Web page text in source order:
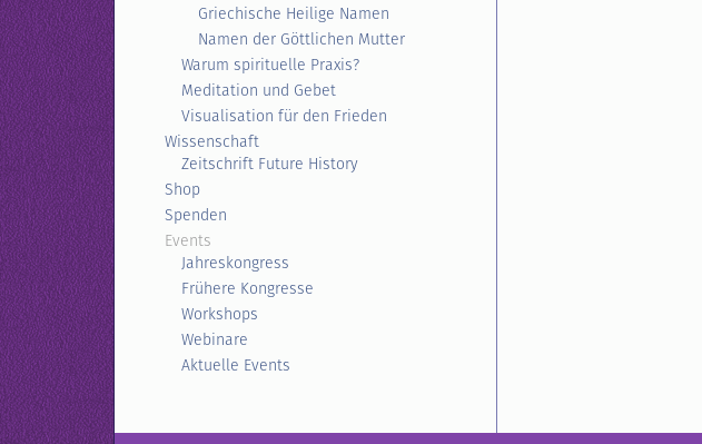
Griechische Heilige Namen
Namen der Göttlichen Mutter
Warum spirituelle Praxis?
Meditation und Gebet
Visualisation für den Frieden
Wissenschaft
Zeitschrift Future History
Shop
Spenden
Events
Jahreskongress
Frühere Kongresse
Workshops
Webinare
Aktuelle Events